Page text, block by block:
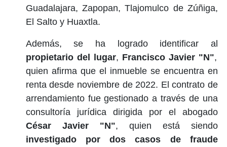
Guadalajara, Zapopan, Tlajomulco de Zúñiga,
El Salto y Huaxtla.
Además, se ha logrado identificar al
propietario del lugar, Francisco Javier "N",
quien afirma que el inmueble se encuentra en
renta desde noviembre de 2022. El contrato de
arrendamiento fue gestionado a través de una
consultoría jurídica dirigida por el abogado
César Javier "N", quien está siendo
investigado por dos casos de fraude